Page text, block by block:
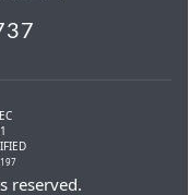
reserved.